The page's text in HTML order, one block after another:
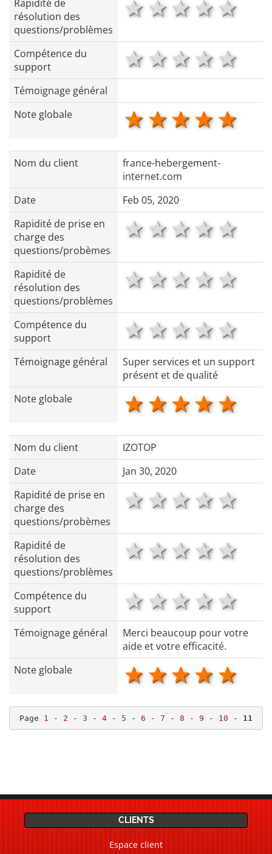
Rapidité de
résolution des
questions/problèmes
4
3 stars
2 stars
1 star
Compétence du
support
4
3 stars
2 stars
1 star
Témoignage général
Note globale
4
3 stars
2 stars
1 star
Nom du client
france-hebergement-
internet.com
Date
Feb 05, 2020
Rapidité de prise en
charge des
questions/probèmes
4
3 stars
2 stars
1 star
Rapidité de
résolution des
questions/problèmes
4
3 stars
2 stars
1 star
Compétence du
support
4
3 stars
2 stars
1 star
Témoignage général
Super services et un support
présent et de qualité
Note globale
4
3 stars
2 stars
1 star
Nom du client
IZOTOP
Date
Jan 30, 2020
Rapidité de prise en
charge des
questions/probèmes
4
3 stars
2 stars
1 star
Rapidité de
résolution des
questions/problèmes
4
3 stars
2 stars
1 star
Compétence du
support
4
3 stars
2 stars
1 star
Témoignage général
Merci beaucoup pour votre
aide et votre efficacité.
Note globale
4
3 stars
2 stars
1 star
Page 1 - 2 - 3 - 4 - 5 - 6 - 7 - 8 - 9 - 10 - 11
CLIENTS
Espace client